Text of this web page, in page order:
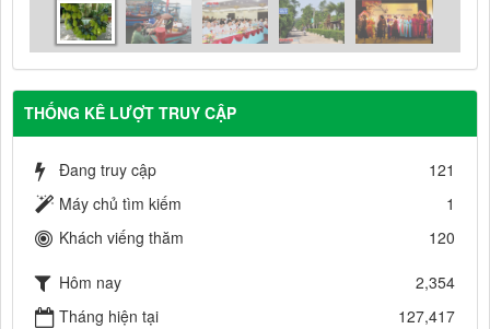
THỐNG KÊ LƯỢT TRUY CẬP
Đang truy cập
121
Máy chủ tìm kiếm
1
Khách viếng thăm
120
Hôm nay
2,354
Tháng hiện tại
127,417